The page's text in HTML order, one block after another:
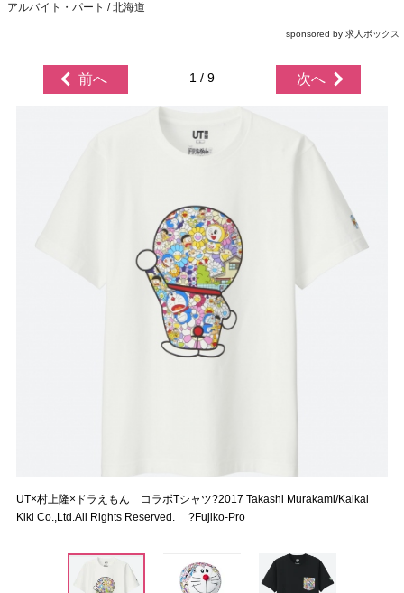
アルバイト・パート / 北海道
sponsored by 求人ボックス
前へ 1 / 9 次へ
UT×村上隆×ドラえもん コラボTシャツ?2017 Takashi Murakami/Kaikai
Kiki Co.,Ltd.All Rights Reserved. ?Fujiko-Pro